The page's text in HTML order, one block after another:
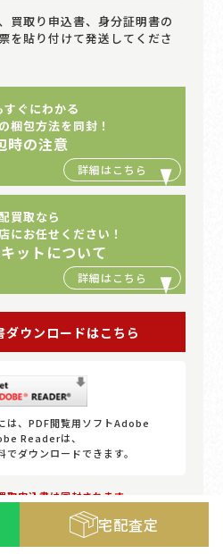
買取り申込書、身分証明書の
を貼り付けて発送してくださ
すぐにわかる
梱包方法を同封！
時の注意
買取なら
にお任せください！
ットについて
ダウンロードはこちら
は、PDF閲覧用ソフトAdobe
Readerは、
ダウンロードできます。
取申込書は同封されます
宅配査定